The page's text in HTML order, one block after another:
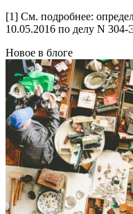
[1] См. подробнее:
10.05.2016 по делу N
Новое в блоге